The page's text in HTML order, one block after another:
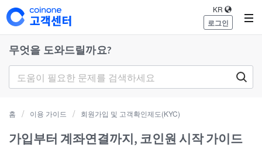
로그인
KR
무엇을 도와드릴까요?
홈 이용 가이드 회원가입 및 고객확인제도(KYC)
가입부터 계좌연결까지, 코인원 시작 가이드